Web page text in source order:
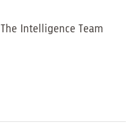
The Intelligence Team